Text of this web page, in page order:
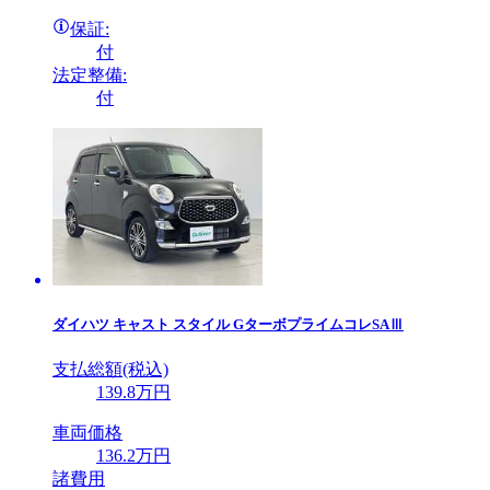
保証:
付
法定整備:
付
ダイハツ キャスト スタイル GターボプライムコレSAⅢ
支払総額(税込)
139.8万円
車両価格
136.2万円
諸費用